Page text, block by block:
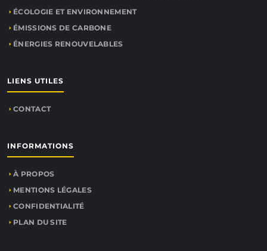
ÉCOLOGIE ET ENVIRONNEMENT
ÉMISSIONS DE CARBONE
ÉNERGIES RENOUVELABLES
LIENS UTILES
CONTACT
INFORMATIONS
À PROPOS
MENTIONS LÉGALES
CONFIDENTIALITÉ
PLAN DU SITE